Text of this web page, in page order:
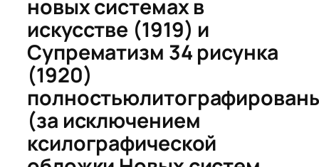
новых системах в
искусстве (1919) и
Супрематизм 34 рисунка
(1920)
полностью
(за исключением
ксилографической